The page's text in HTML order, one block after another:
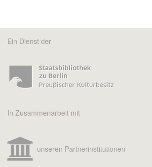
Ein Dienst der
In Zusammenarbeit mit
unseren Partnerinstitutionen